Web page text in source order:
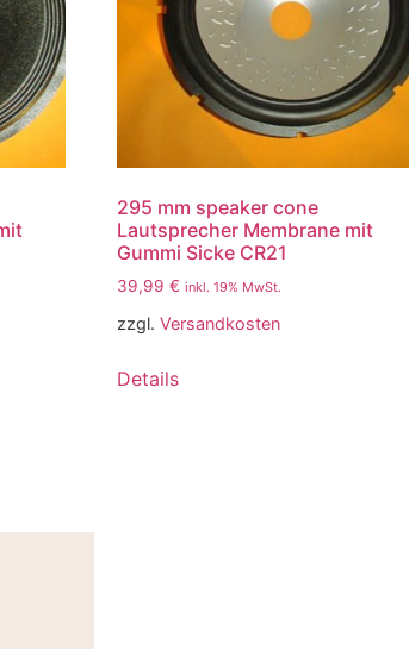
295 mm speaker cone
Lautsprecher Membrane mit
Gummi Sicke CR21
39,99€ inkl. 19% MwSt.
zzgl.Versandkosten
Details